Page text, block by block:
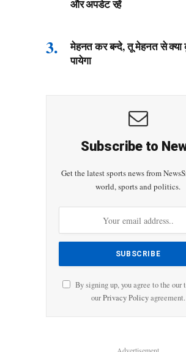
और अपडेट रहें
मेहनत कर बन्दे, तू मेहनत से क्या
पायेगा
Subscribe to
Get the latest sports news from
world, sports and politics.
By signing up, you agree to the our
ourPrivacy Policyagreement.